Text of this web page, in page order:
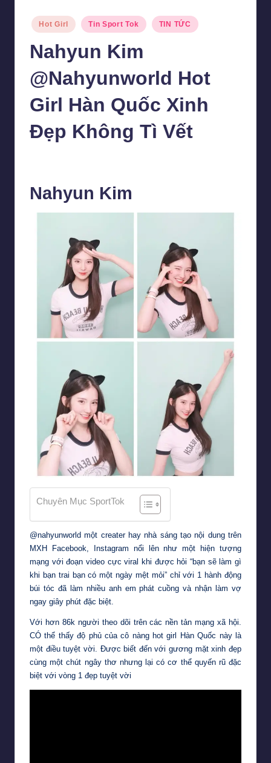
Posted
in
Hot Girl Tin Sport Tok TIN TỨC
Nahyun Kim
@Nahyunworld Hot
Girl Hàn Quốc Xinh
Đẹp Không Tì Vết
Nahyun Kim
Chuyên Mục SportTok
@nahyunworld một creater hay nhà sáng tạo nội dung trên
MXH Facebook, Instagram nổi lên như một hiện tượng
mạng với đoạn video cực viral khi được hỏi “bạn sẽ làm gì
khi bạn trai bạn có một ngày mệt mỏi” chỉ với 1 hành động
búi tóc đã làm nhiều anh em phát cuồng và nhận làm vợ
ngay giây phút đặc biệt.
Với hơn 86k người theo dõi trên các nền tản mạng xã hội.
CÓ thể thấy độ phủ của cô nàng hot girl Hàn Quốc này là
một điều tuyệt vời. Được biết đến với gương mặt xinh đẹp
cùng một chút ngây thơ nhưng lại có cơ thể quyến rũ đặc
biệt với vòng 1 đẹp tuyệt vời